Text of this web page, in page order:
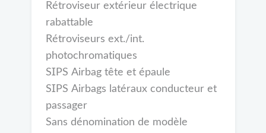
Rétroviseur extérieur électrique
rabattable
Rétroviseurs ext./int.
photochromatiques
SIPS Airbag tête et épaule
SIPS Airbags latéraux conducteur et
passager
Sans dénomination de modèle